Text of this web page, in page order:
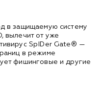
в защищаемую систему
вылечит от уже
SpIDer Gate® —
в режиме
фишинговые и другие